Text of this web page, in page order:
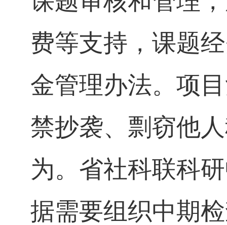
费等支持，课题
金管理办法。项
禁抄袭、剽窃他
为。省社科联科
据需要组织中期